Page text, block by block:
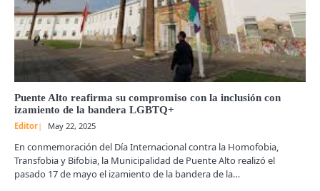
Puente Alto reafirma su compromiso con la inclusión con
izamiento de la bandera LGBTQ+
Editor May 22, 2025
En conmemoración del Día Internacional contra la Homofobia,
Transfobia y Bifobia, la Municipalidad de Puente Alto realizó el
pasado 17 de mayo el izamiento de la bandera de la…